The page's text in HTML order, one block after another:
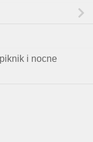
i nocne